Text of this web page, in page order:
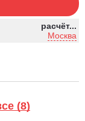
расчёт...
Москва
(8)